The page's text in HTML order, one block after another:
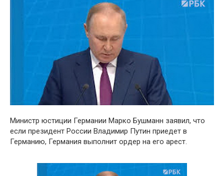
Министр юстиции Германии Марко Бушманн заявил, что
если президент России Владимир Путин приедет в
Германию, Германия выполнит ордер на его арест.